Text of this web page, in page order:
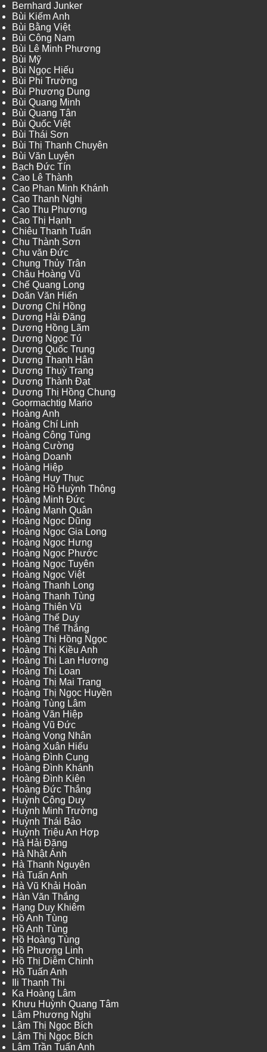
Bernhard Junker
Bùi Kiếm Anh
Bùi Bằng Việt
Bùi Công Nam
Bùi Lê Minh Phương
Bùi Mỹ
Bùi Ngọc Hiếu
Bùi Phi Trường
Bùi Phương Dung
Bùi Quang Minh
Bùi Quang Tân
Bùi Quốc Việt
Bùi Thái Sơn
Bùi Thị Thanh Chuyên
Bùi Văn Luyện
Bạch Đức Tín
Cao Lê Thành
Cao Phan Minh Khánh
Cao Thanh Nghị
Cao Thu Phương
Cao Thị Hạnh
Chiêu Thanh Tuấn
Chu Thành Sơn
Chu văn Đức
Chung Thủy Trân
Châu Hoàng Vũ
Chế Quang Long
Doãn Văn Hiến
Dương Chí Hồng
Dương Hải Đăng
Dương Hồng Lãm
Dương Ngọc Tú
Dương Quốc Trung
Dương Thanh Hân
Dương Thuỳ Trang
Dương Thành Đạt
Dương Thị Hồng Chung
Goormachtig Mario
Hoàng Anh
Hoàng Chí Linh
Hoàng Công Tùng
Hoàng Cường
Hoàng Doanh
Hoàng Hiệp
Hoàng Huy Thục
Hoàng Hồ Huỳnh Thông
Hoàng Minh Đức
Hoàng Mạnh Quân
Hoàng Ngọc Dũng
Hoàng Ngọc Gia Long
Hoàng Ngọc Hưng
Hoàng Ngọc Phước
Hoàng Ngọc Tuyên
Hoàng Ngọc Việt
Hoàng Thanh Long
Hoàng Thanh Tùng
Hoàng Thiên Vũ
Hoàng Thế Duy
Hoàng Thế Thắng
Hoàng Thị Hồng Ngọc
Hoàng Thị Kiều Anh
Hoàng Thị Lan Hương
Hoàng Thị Loan
Hoàng Thị Mai Trang
Hoàng Thị Ngọc Huyền
Hoàng Tùng Lâm
Hoàng Văn Hiệp
Hoàng Vũ Đức
Hoàng Vọng Nhân
Hoàng Xuân Hiếu
Hoàng Đình Cung
Hoàng Đình Khánh
Hoàng Đình Kiên
Hoàng Đức Thắng
Huỳnh Công Duy
Huỳnh Minh Trường
Huỳnh Thái Bảo
Huỳnh Triệu An Hợp
Hà Hải Đăng
Hà Nhật Ánh
Hà Thanh Nguyên
Hà Tuấn Anh
Hà Vũ Khải Hoàn
Hàn Văn Thắng
Hạng Duy Khiêm
Hồ Anh Tùng
Hồ Anh Tùng
Hồ Hoàng Tùng
Hồ Phương Linh
Hồ Thị Diễm Chinh
Hồ Tuấn Anh
Ili Thanh Thi
Ka Hoàng Lâm
Khưu Huỳnh Quang Tâm
Lâm Phương Nghi
Lâm Thị Ngọc Bích
Lâm Thị Ngọc Bích
Lâm Trần Tuấn Anh